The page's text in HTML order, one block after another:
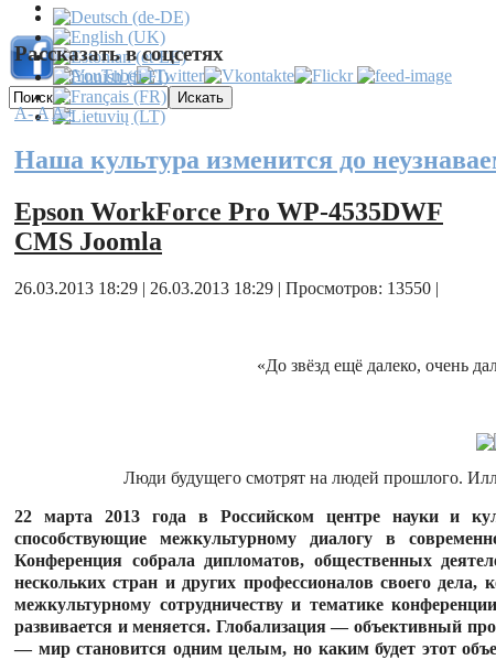
Пресса
Рассказать в соцсетях
A-AA+
Наша культура изменится до
Epson WorkForce Pro WP-4535DWF
CMS Joomla
26.03.2013 18:29 | 26.03.2013 18:29 | Просмотров: 13550 |
«До звёзд ещё далеко, очень
Люди будущего смотрят на людей прошлого.
22 марта 2013 года в Российском центре науки и
способствующие межкультурному диалогу в
Конференция собрала дипломатов, общественных
нескольких стран и других профессионалов своего
межкультурному сотрудничеству и тематике
развивается и меняется. Глобализация — объективный
— мир становится одним целым, но каким будет этот